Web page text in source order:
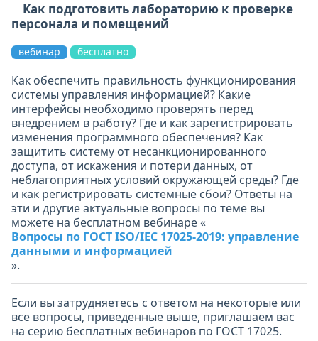
Как подготовить лабораторию к проверке
персонала и помещений
вебинар бесплатно
Как обеспечить правильность функционирования
системы управления информацией? Какие
интерфейсы необходимо проверять перед
внедрением в работу? Где и как зарегистрировать
изменения программного обеспечения? Как
защитить систему от несанкционированного
доступа, от искажения и потери данных, от
неблагоприятных условий окружающей среды? Где
и как регистрировать системные сбои? Ответы на
эти и другие актуальные вопросы по теме вы
можете на бесплатном вебинаре «
Вопросы по ГОСТ ISO/IEC 17025-2019: управление
данными и информацией
».
Если вы затрудняетесь с ответом на некоторые или
все вопросы, приведенные выше, приглашаем вас
на серию бесплатных вебинаров по ГОСТ 17025.